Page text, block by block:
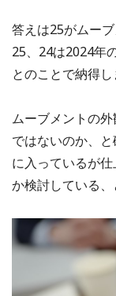
答えは25がムー
25、24は2024年
とのことで納得し
ムーブメントの
ではないのか、
に入っているが
か検討している、